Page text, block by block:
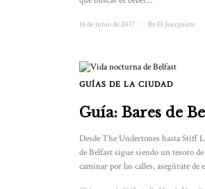
16 de junio de 2017 By El Juerguista
GUÍAS DE LA CIUDAD
Guía: Bares de
Desde The Undertones hasta Stiff
de Belfast sigue siendo un tesoro
caminar por las calles, asegúrate de